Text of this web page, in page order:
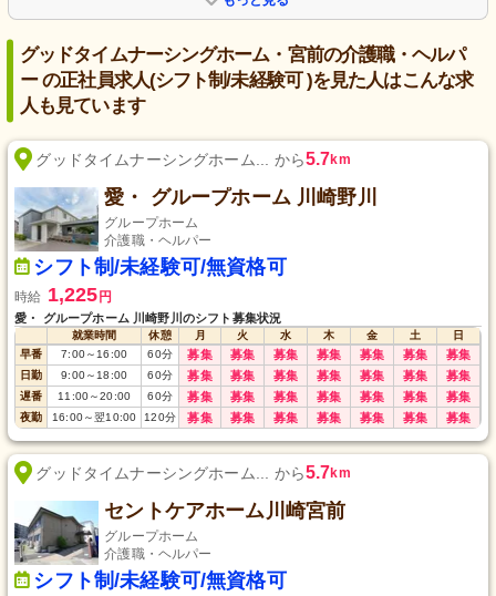
グッドタイムナーシングホーム・宮前の介護職・ヘルパ
ー の正社員求人(シフト制/未経験可 )を見た人はこんな求
人も見ています
グッドタイムナーシングホーム... から5.7km
愛・ グループホーム 川崎野川
グループホーム
介護職・ヘルパー
シフト制/未経験可/無資格可
時給 1,225 円
愛・ グループホーム 川崎野川のシフト募集状況
就業時間 休憩 月 火 水 木 金 土
日
早番
7:00～16:00 60分 募集 募集 募集 募集 募集 募集 募集
日勤 9:00～18:00 60分 募集 募集 募集 募集 募集 募集 募集
遅番 11:00～20:00 60分 募集 募集 募集 募集 募集 募集 募集
夜勤 16:00～翌10:00 120分 募集 募集 募集 募集 募集 募集 募集
グッドタイムナーシングホーム... から5.7km
セントケアホーム川崎宮前
グループホーム
介護職・ヘルパー
シフト制/未経験可/無資格可